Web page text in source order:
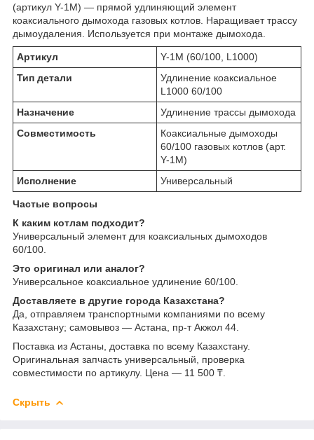
(артикул Y-1M) — прямой удлиняющий элемент
коаксиального дымохода газовых котлов. Наращивает трассу
дымоудаления. Используется при монтаже дымохода.
Артикул
Y-1M (60/100, L1000)
Тип детали
Удлинение коаксиальное
L1000 60/100
Назначение
Удлинение трассы дымохода
Совместимость
Коаксиальные дымоходы
60/100 газовых котлов (арт.
Y-1M)
Исполнение
Универсальный
Частые вопросы
К каким котлам подходит?
Универсальный элемент для коаксиальных дымоходов
60/100.
Это оригинал или аналог?
Универсальное коаксиальное удлинение 60/100.
Доставляете в другие города Казахстана?
Да, отправляем транспортными компаниями по всему
Казахстану; самовывоз — Астана, пр-т Акжол 44.
Поставка из Астаны, доставка по всему Казахстану.
Оригинальная запчасть универсальный, проверка
совместимости по артикулу. Цена — 11 500 ₸.
Скрыть